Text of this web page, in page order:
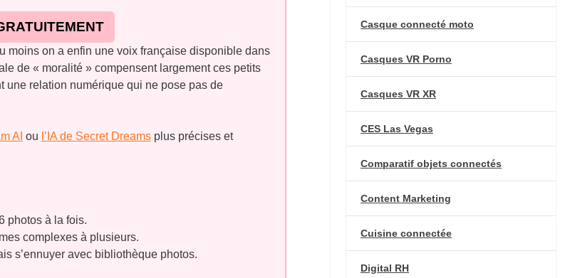
moins on a enfin une voix française disponible dans
de « moralité » compensent largement ces petits
une relation numérique qui ne pose pas de
AI ou l’IA de Secret Dreamsplus précises et
photos à la fois.
complexes à plusieurs.
s’ennuyer avec bibliothèque photos.
Casque connecté moto
Casques VR Porno
Casques VR XR
CES Las Vegas
Comparatif objets connectés
Content Marketing
Cuisine connectée
Digital RH